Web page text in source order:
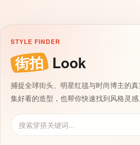
STYLE FINDER
街拍 Look
捕捉全球街头、明星红毯与时尚博主的
集好看的造型，也帮你快速找到风格灵感